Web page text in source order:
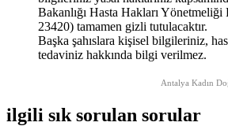
Bakanlığı Hasta Hakları
23420) tamamen gizli tutulacaktır.
Başka şahıslara kişisel bilgileriniz,
tedaviniz hakkında bilgi verilmez.
Antalya Kadın
ilgili sık sorulan sorular